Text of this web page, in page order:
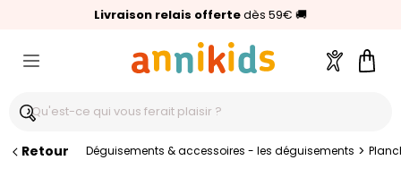
Livraison relais offertedès 59€ 🚚
🥇Palmarès Capital 2025 :Annikids N°1
⭐⭐⭐⭐⭐4,6/5(24 000 avis clients)
Compte
Retour Déguisements & accessoires - les déguisements >